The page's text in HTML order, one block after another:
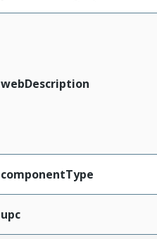
webDescription
componentType
upc